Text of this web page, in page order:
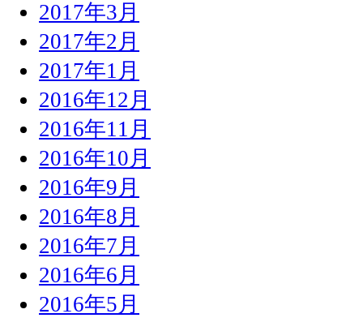
2017年3月
2017年2月
2017年1月
2016年12月
2016年11月
2016年10月
2016年9月
2016年8月
2016年7月
2016年6月
2016年5月